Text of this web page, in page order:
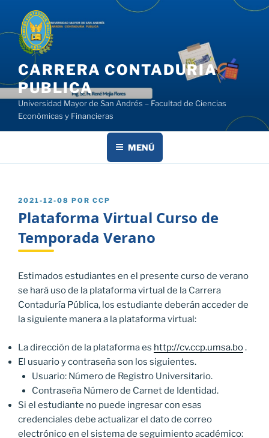
contenido
CARRERA CONTADURIA
PUBLICA
Universidad Mayor de San Andrés – Facultad de Ciencias
Económicas y Financieras
MENÚ
PUBLICADO
EL
2021-12-08 POR CCP
Plataforma Virtual Curso de
Temporada Verano
Estimados estudiantes en el presente curso de verano
se hará uso de la plataforma virtual de la Carrera
Contaduría Pública, los estudiante deberán acceder de
la siguiente manera a la plataforma virtual:
La dirección de la plataforma es http://cv.ccp.umsa.bo.
El usuario y contraseña son los siguientes.
Usuario: Número de Registro Universitario.
Contraseña Número de Carnet de Identidad.
Si el estudiante no puede ingresar con esas
credenciales debe actualizar el dato de correo
electrónico en el sistema de seguimiento académico: